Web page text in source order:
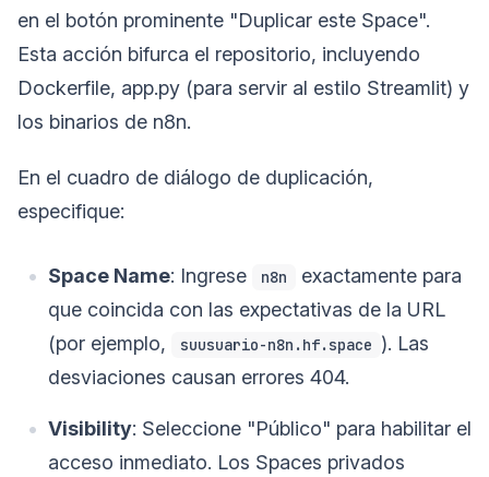
en el botón prominente "Duplicar este Space".
Esta acción bifurca el repositorio, incluyendo
Dockerfile, app.py (para servir al estilo Streamlit) y
los binarios de n8n.
En el cuadro de diálogo de duplicación,
especifique:
Space Name: Ingrese n8n
exactamente para
que coincida con las expectativas de la URL
(por ejemplo,
suusuario-n8n.hf.space ). Las
desviaciones causan errores 404.
Visibility: Seleccione "Público" para habilitar el
acceso inmediato. Los Spaces privados